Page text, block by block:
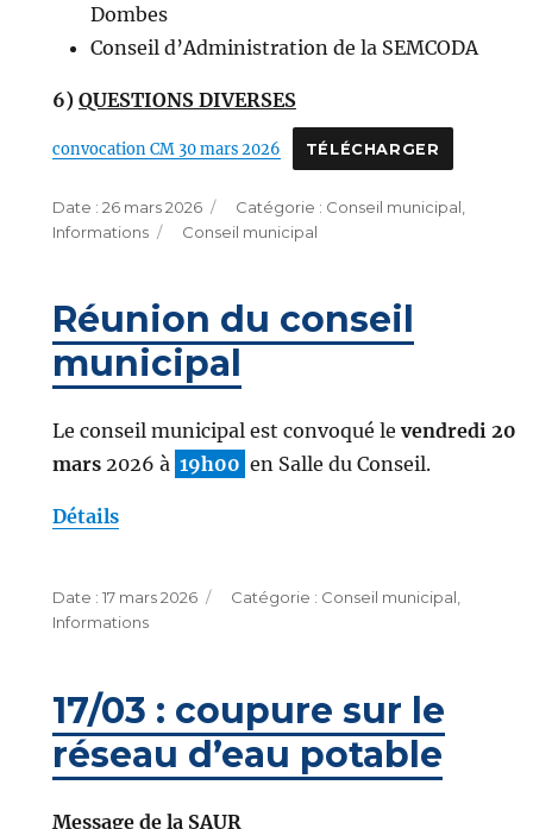
Dombes
Conseil d’Administration de la SEMCODA
6) QUESTIONS DIVERSES
convocation CM 30 mars 2026 TÉLÉCHARGER
Publié
le
26 mars 2026 Catégories
Conseil municipal
Informations
Étiquettes
Conseil municipal
Réunion du conseil
municipal
Le conseil municipal est convoqué le vendredi 20
mars2026 à 19h00 en Salle du Conseil.
Détails
Publié
le
17 mars 2026 Catégories
Conseil municipal,
Informations
17/03 : coupure sur le
réseau d’eau potable
Message de la SAUR